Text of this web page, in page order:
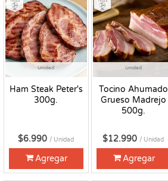
Unidad
Ham Steak Peter's
300g.
$6.990 / Unidad
Agregar
Unidad
Tocino Ahumado
Grueso Madrejo
500g.
$12.990 / Unidad
Agregar